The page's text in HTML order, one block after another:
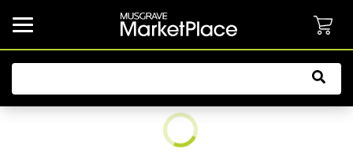
common.button.navbarCollapsed.text